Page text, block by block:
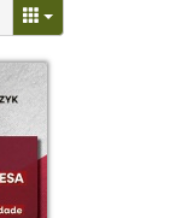
Toggle Dropdown